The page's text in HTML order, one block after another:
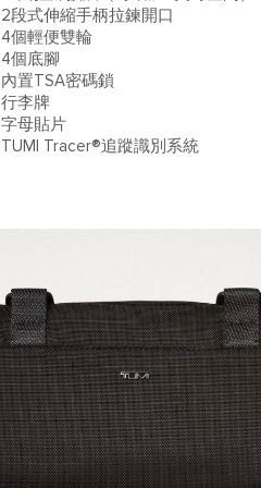
2段式伸縮手柄拉鍊開口
4個輕便雙輪
4個底腳
內置TSA密碼鎖
行李牌
字母貼片
TUMI Tracer®追蹤識別系統